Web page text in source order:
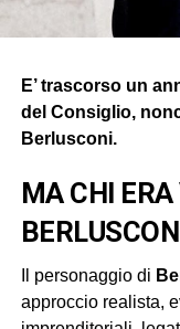
E’ trascorso un
del Consiglio,
Berlusconi.
MA CHI
Il personaggio di
approccio realista,